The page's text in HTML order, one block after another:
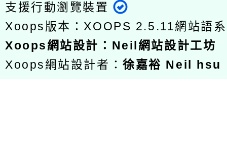
支援行動瀏覽裝置
Xoops版本： XOOPS 2.5.11網站語
Xoops網站設計 ： Neil網站設計工坊
Xoops網站設計者：徐嘉裕 Neil hsu